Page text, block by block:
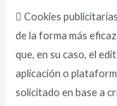
 Cookies
de la forma más
que, en su caso, el
aplicación o
solicitado en base a